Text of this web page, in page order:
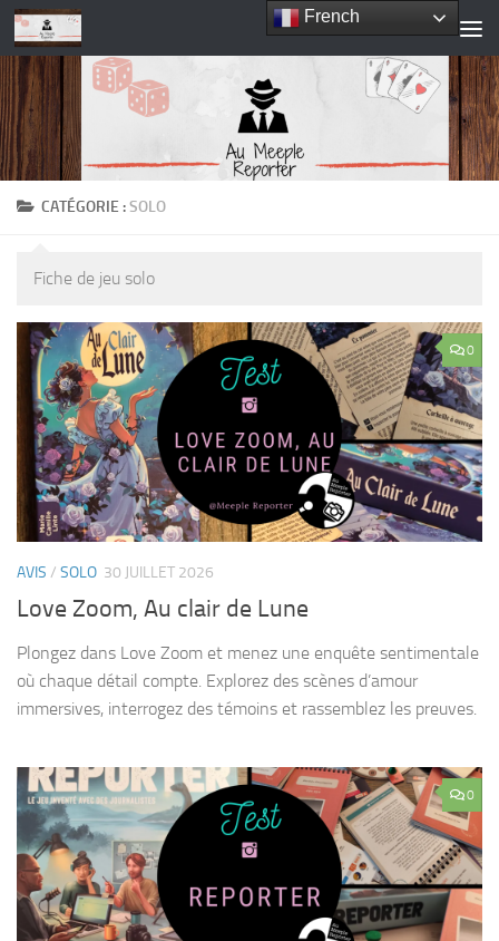
Skip to content
CATÉGORIE :SOLO
Fiche de jeu solo
0
AVIS / SOLO 30 JUILLET 2026
Love Zoom, Au clair de Lune
Plongez dans Love Zoom et menez une enquête sentimentale
où chaque détail compte. Explorez des scènes d’amour
immersives, interrogez des témoins et rassemblez les preuves.
0
French